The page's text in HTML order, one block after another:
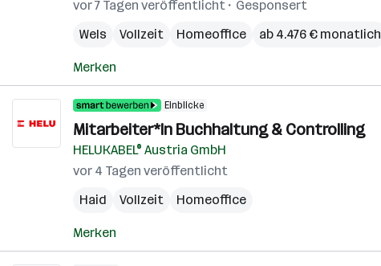
vor 7 Tagen veröffentlicht
Gesponsert
Wels
Vollzeit Homeoffice ab 4.476 € monatlich
Merken
Einblicke
Mitarbeiter*In Buchhaltung & Controlling
HELUKABEL® Austria GmbH
vor 4 Tagen veröffentlicht
Haid
Vollzeit Homeoffice
Merken